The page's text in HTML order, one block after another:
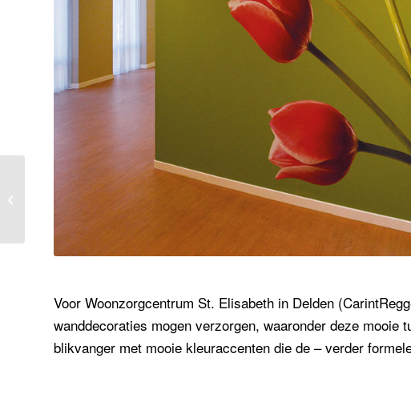
Voor Woonzorgcentrum St. Elisabeth in Delden
wanddecoraties mogen verzorgen, waaronder deze mooie
blikvanger met mooie kleuraccenten die de – verder
Fotowand Dura Vermeer